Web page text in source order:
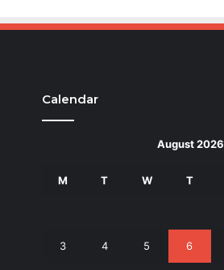
Calendar
August 2026
M T W T
3 4 5 6